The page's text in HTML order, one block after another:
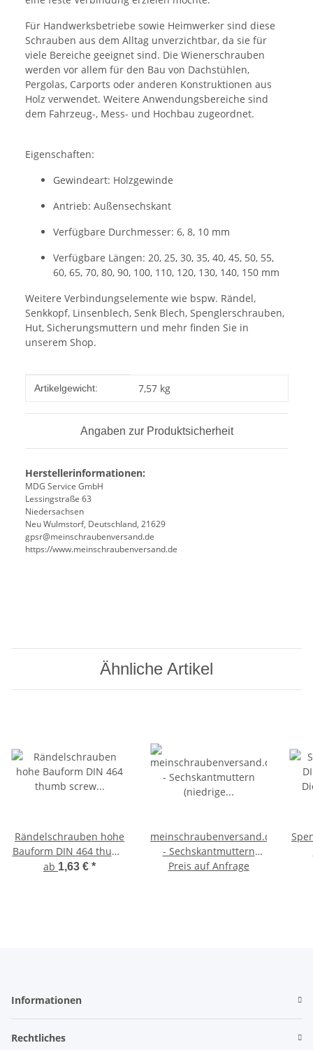
Für Handwerksbetriebe sowie Heimwerker sind diese
Schrauben aus dem Alltag unverzichtbar, da sie für
viele Bereiche geeignet sind. Die Wienerschrauben
werden vor allem für den Bau von Dachstühlen,
Pergolas, Carports oder anderen Konstruktionen aus
Holz verwendet. Weitere Anwendungsbereiche sind
dem Fahrzeug-, Mess- und Hochbau zugeordnet.
Eigenschaften:
Gewindeart: Holzgewinde
Antrieb: Außensechskant
Verfügbare Durchmesser: 6, 8, 10 mm
Verfügbare Längen: 20, 25, 30, 35, 40, 45, 50, 55,
60, 65, 70, 80, 90, 100, 110, 120, 130, 140, 150 mm
Weitere Verbindungselemente wie bspw. Rändel,
Senkkopf, Linsenblech, Senk Blech, Spenglerschrauben,
Hut, Sicherungsmuttern und mehr finden Sie in
unserem Shop.
Produkteigenschaft
Wert
Artikelgewicht: 7,57 kg
Angaben zur Produktsicherheit
Herstellerinformationen:
MDG Service GmbH
Lessingstraße 63
Niedersachsen
Neu Wulmstorf, Deutschland, 21629
gpsr@meinschraubenversand.de
https://www.meinschraubenversand.de
Ähnliche Artikel
Rändelschrauben hohe
Bauform DIN 464 thumb
screw rostfreier
ab 1,63 € *
meinschraubenversand.de
- Sechskantmuttern
(niedrige Form, mit Fase)
Preis auf Anfrage
Informationen
Rechtliches